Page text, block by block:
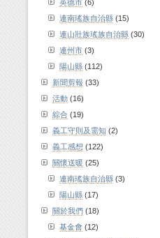
英德市 (6)
連南瑤族自治縣 (15)
連山壯族瑤族自治縣 (30)
連州市 (3)
陽山縣 (112)
新聞剪報 (33)
活動 (16)
綜合 (19)
義工守則及需知 (2)
義工感想 (122)
關懷送暖 (25)
連南瑤族自治縣 (3)
陽山縣 (17)
關於我們 (18)
基金會 (12)